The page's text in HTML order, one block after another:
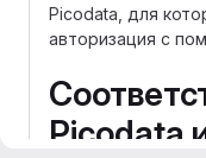
Picodata, для
авторизация с
Picodata